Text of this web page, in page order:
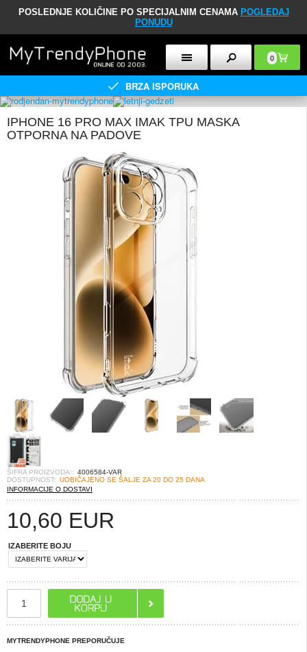
POSLEDNJE KOLIČINE PO SPECIJALNIM CENAMA POGLEDAJ
PONUDU
0
BRZA ISPORUKA
IPHONE 16 PRO MAX IMAK TPU MASKA
OTPORNA NA PADOVE
ŠIFRA PROIZVODA:: 4006584-VAR
DOSTUPNOST: UOBIČAJENO SE ŠALJE ZA 20 DO 25 DANA
INFORMACIJE O DOSTAVI
10,60 EUR
IZABERITE BOJU
MYTRENDYPHONE PREPORUČUJE